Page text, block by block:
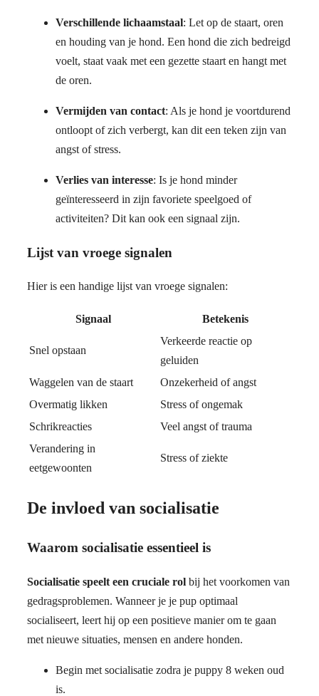
Verschillende lichaamstaal: Let op de staart, oren
en houding van je hond. Een hond die zich bedreigd
voelt, staat vaak met een gezette staart en hangt met
de oren.
Vermijden van contact: Als je hond je voortdurend
ontloopt of zich verbergt, kan dit een teken zijn van
angst of stress.
Verlies van interesse: Is je hond minder
geïnteresseerd in zijn favoriete speelgoed of
activiteiten? Dit kan ook een signaal zijn.
Lijst van vroege signalen
Hier is een handige lijst van vroege signalen:
Signaal Betekenis
Snel opstaan
Verkeerde reactie op
geluiden
Waggelen van de staart
Onzekerheid of angst
Overmatig likken
Stress of ongemak
Schrikreacties
Veel angst of trauma
Verandering in
eetgewoonten
Stress of ziekte
De invloed van socialisatie
Waarom socialisatie essentieel is
Socialisatie speelt een cruciale rol bij het voorkomen van
gedragsproblemen. Wanneer je je pup optimaal
socialiseert, leert hij op een positieve manier om te gaan
met nieuwe situaties, mensen en andere honden.
Begin met socialisatie zodra je puppy 8 weken oud
is.